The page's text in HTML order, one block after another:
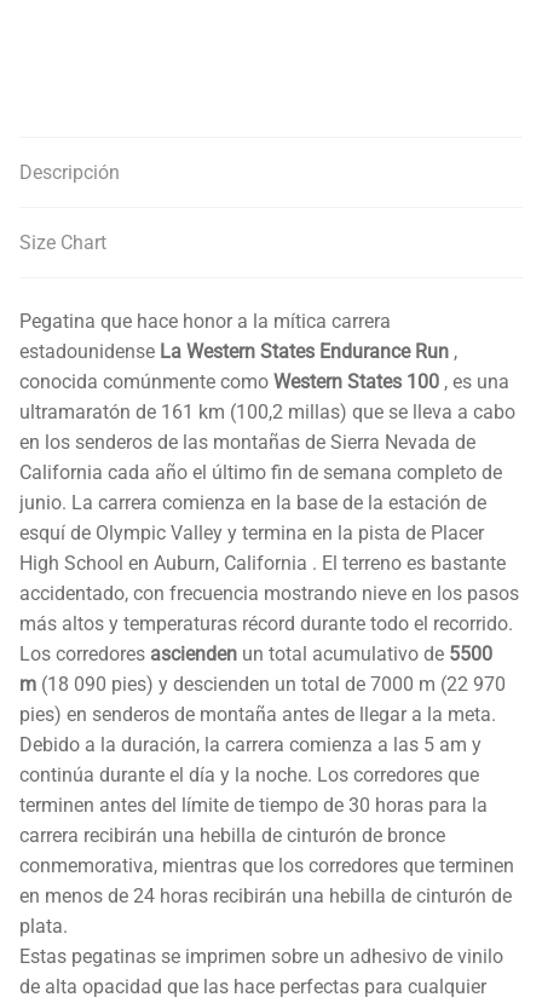
Descripción
Size Chart
Pegatina que hace honor a la mítica carrera
estadounidense La Western States Endurance Run ,
conocida comúnmente como Western States 100 , es una
ultramaratón de 161 km (100,2 millas) que se lleva a cabo
en los senderos de las montañas de Sierra Nevada de
California cada año el último fin de semana completo de
junio. La carrera comienza en la base de la estación de
esquí de Olympic Valley y termina en la pista de Placer
High School en Auburn, California . El terreno es bastante
accidentado, con frecuencia mostrando nieve en los pasos
más altos y temperaturas récord durante todo el recorrido.
Los corredores ascienden un total acumulativo de 5500
m (18 090 pies) y descienden un total de 7000 m (22 970
pies) en senderos de montaña antes de llegar a la meta.
Debido a la duración, la carrera comienza a las 5 am y
continúa durante el día y la noche. Los corredores que
terminen antes del límite de tiempo de 30 horas para la
carrera recibirán una hebilla de cinturón de bronce
conmemorativa, mientras que los corredores que terminen
en menos de 24 horas recibirán una hebilla de cinturón de
plata.
Estas pegatinas se imprimen sobre un adhesivo de vinilo
de alta opacidad que las hace perfectas para cualquier